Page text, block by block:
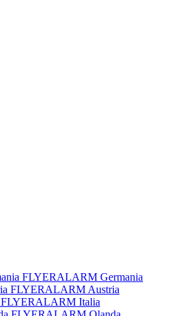
FLYERALARM Germania
FLYERALARM Austria
FLYERALARM Italia